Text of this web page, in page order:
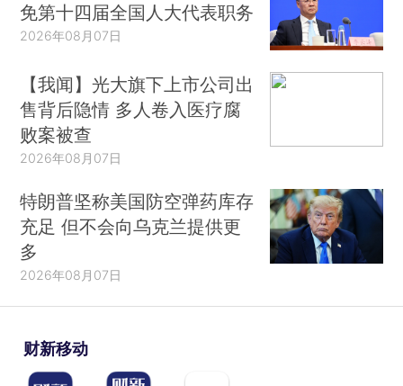
免第十四届全国人大代表职务
2026年08月07日
【我闻】光大旗下上市公司出
售背后隐情 多人卷入医疗腐
败案被查
2026年08月07日
特朗普坚称美国防空弹药库存
充足 但不会向乌克兰提供更
多
2026年08月07日
财新移动